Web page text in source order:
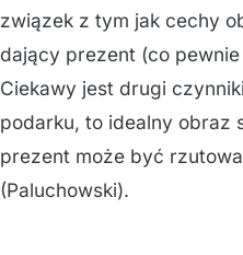
związek z tym jak cechy
dający prezent (co
Ciekawy jest drugi
podarku, to idealny obraz
prezent może być
(Paluchowski).